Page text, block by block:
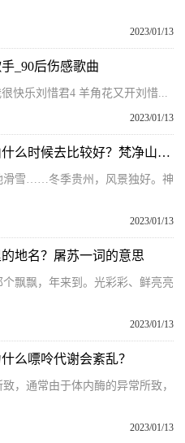
2023/01/13
_90后伤感歌曲
快乐刘惜君4 羊角花又开刘惜...
2023/01/13
几月份去梵净山最好？梵净山什么时候去比较好？梵净山自助攻略
滑雪……冬季贵州，风景独好。神
2023/01/13
地名？屠苏一词的意思
飘飘，年来到。光彩彩、鲜亮亮
2023/01/13
么嘌呤代谢会紊乱？
，通常由于体内酶的异常所致，
2023/01/13